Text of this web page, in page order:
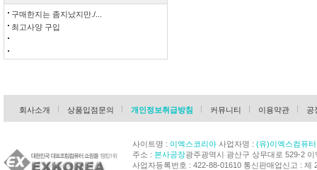
구매한지는 좀지났지만./...
최고사양 구입
회사소개 상품입점문의 개인정보취급방침 커뮤니티 이용약관 공
사이트명 : 이엑스코리아사업자명 : (유)이엑스컴퓨터
주소 : 본사공장광주광역시 광산구 상무대로 529-2 이
사업자등록번호 : 422-88-01610 통신판매업신고 : 제